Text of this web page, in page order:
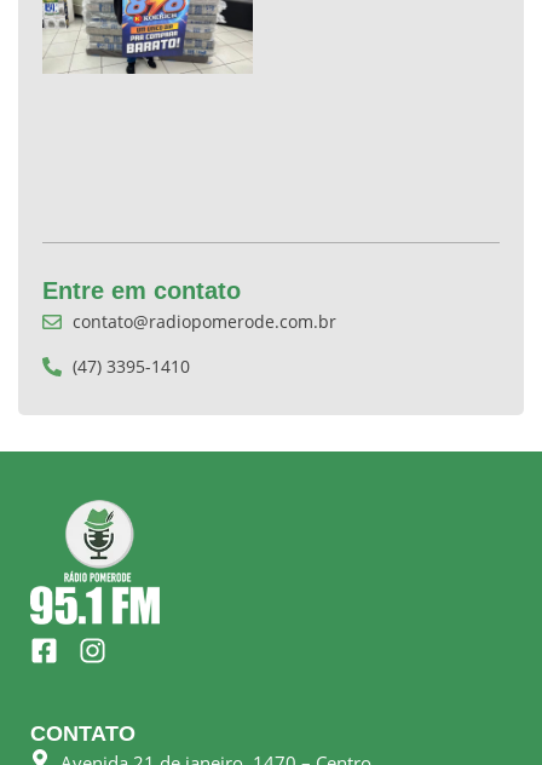
Entre em contato
contato@radiopomerode.com.br
(47) 3395-1410
F
a
e
b
I
n
t
a
CONTATO